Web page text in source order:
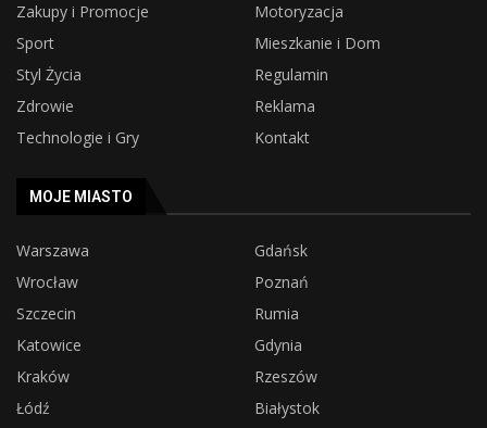
Zakupy i Promocje
Motoryzacja
Sport
Mieszkanie i Dom
Styl Życia
Regulamin
Zdrowie
Reklama
Technologie i Gry
Kontakt
MOJE MIASTO
Warszawa
Gdańsk
Wrocław
Poznań
Szczecin
Rumia
Katowice
Gdynia
Kraków
Rzeszów
Łódź
Białystok